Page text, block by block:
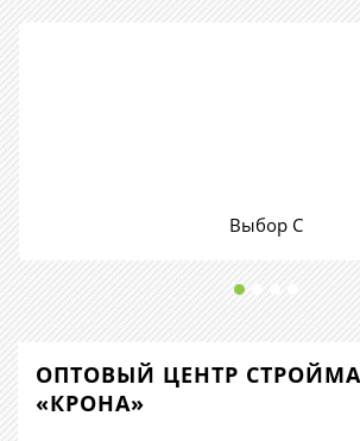
Выбор С
ОПТОВЫЙ ЦЕНТР
«КРОНА»